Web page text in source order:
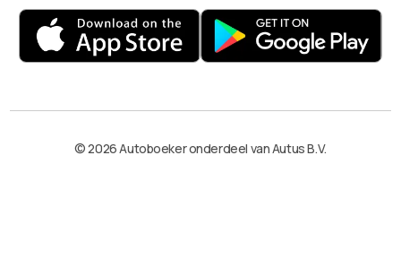
© 2026 Autoboeker onderdeel van Autus B.V.